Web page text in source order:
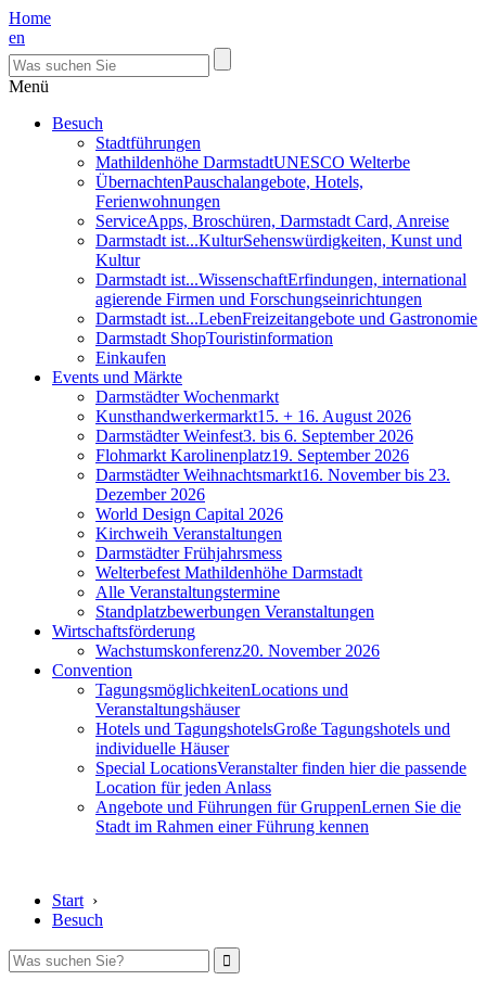
Home
en
Menü
Besuch
Stadtführungen
Mathildenhöhe DarmstadtUNESCO Welterbe
ÜbernachtenPauschalangebote, Hotels,
Ferienwohnungen
ServiceApps, Broschüren, Darmstadt Card, Anreise
Darmstadt ist...KulturSehenswürdigkeiten, Kunst und
Kultur
Darmstadt ist...WissenschaftErfindungen, international
agierende Firmen und Forschungseinrichtungen
Darmstadt ist...LebenFreizeitangebote und Gastronomie
Darmstadt ShopTouristinformation
Einkaufen
Events und Märkte
Darmstädter Wochenmarkt
Kunsthandwerkermarkt15. + 16. August 2026
Darmstädter Weinfest3. bis 6. September 2026
Flohmarkt Karolinenplatz19. September 2026
Darmstädter Weihnachtsmarkt16. November bis 23.
Dezember 2026
World Design Capital 2026
Kirchweih Veranstaltungen
Darmstädter Frühjahrsmess
Welterbefest Mathildenhöhe Darmstadt
Alle Veranstaltungstermine
Standplatzbewerbungen Veranstaltungen
Wirtschaftsförderung
Wachstumskonferenz20. November 2026
Convention
TagungsmöglichkeitenLocations und
Veranstaltungshäuser
Hotels und TagungshotelsGroße Tagungshotels und
individuelle Häuser
Special LocationsVeranstalter finden hier die passende
Location für jeden Anlass
Angebote und Führungen für GruppenLernen Sie die
Stadt im Rahmen einer Führung kennen
Start ›
Besuch